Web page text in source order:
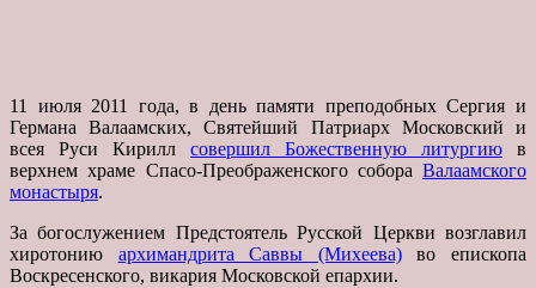
11 июля 2011 года, в день памяти преподобных Сергия и
Германа Валаамских, Святейший Патриарх Московский и
всея Руси Кирилл совершил Божественную литургию в
верхнем храме Спасо-Преображенского собора Валаамского
монастыря.
За богослужением Предстоятель Русской Церкви возглавил
хиротонию архимандрита Саввы (Михеева)во епископа
Воскресенского, викария Московской епархии.